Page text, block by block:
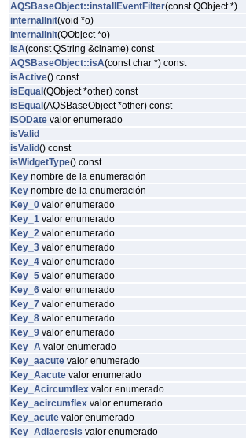
AQSBaseObject::installEventFilter(const QObject *)
internalInit(void *o)
internalInit(QObject *o)
isA(const QString &clname) const
AQSBaseObject::isA(const char *) const
isActive() const
isEqual (QObject *other) const
isEqual (AQSBaseObject *other) const
ISODate valor enumerado
isValid
isValid() const
isWidgetType() const
Key nombre de la enumeración
Key nombre de la enumeración
Key_0 valor enumerado
Key_1 valor enumerado
Key_2 valor enumerado
Key_3 valor enumerado
Key_4 valor enumerado
Key_5 valor enumerado
Key_6 valor enumerado
Key_7 valor enumerado
Key_8 valor enumerado
Key_9 valor enumerado
Key_A valor enumerado
Key_aacute valor enumerado
Key_Aacute valor enumerado
Key_Acircumflex valor enumerado
Key_acircumflex valor enumerado
Key_acute valor enumerado
Key_Adiaeresis valor enumerado